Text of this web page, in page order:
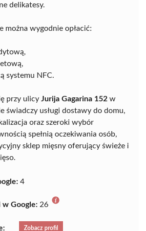
delikatesy.
można wygodnie opłacić:
systemu NFC.
przy ulicy Jurija Gagarina 152 w
świadczy usługi dostawy do domu,
oraz szeroki wybór
spełnią oczekiwania osób,
sklep mięsny oferujący świeże i
4
w Google: 26
Zobacz profil